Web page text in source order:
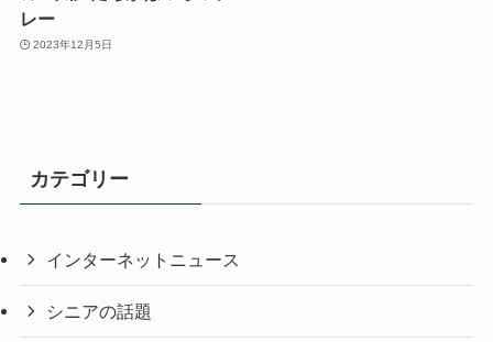
レー
2023年12月5日
カテゴリー
インターネットニュース
シニアの話題